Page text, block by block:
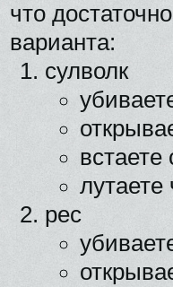
что
варианта:
сулволк
встаете
лутаете
рес